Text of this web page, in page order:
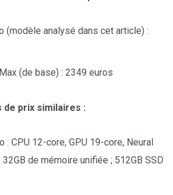
(modèle analysé dans cet article) :
(de base) : 2349 euros
prix similaires :
: CPU 12-core, GPU 19-core, Neural
de mémoire unifiée ; 512GB SSD